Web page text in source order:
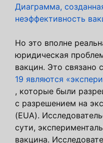
Диаграмма,
неэффективность
Но это вполне
юридическая
вакцин. Это связано
19 являются
, которые были
с разрешением на
(EUA).
сути,
вакцина.